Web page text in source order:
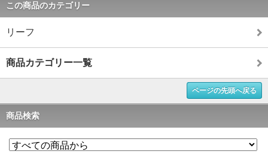
この商品のカテゴリー
リーフ
商品カテゴリー一覧
ページの先頭へ戻る
商品検索